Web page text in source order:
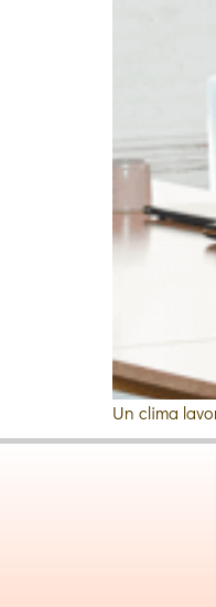
Un clima